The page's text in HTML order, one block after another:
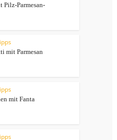
Pilz-Parmesan-
mit Parmesan
mit Fanta